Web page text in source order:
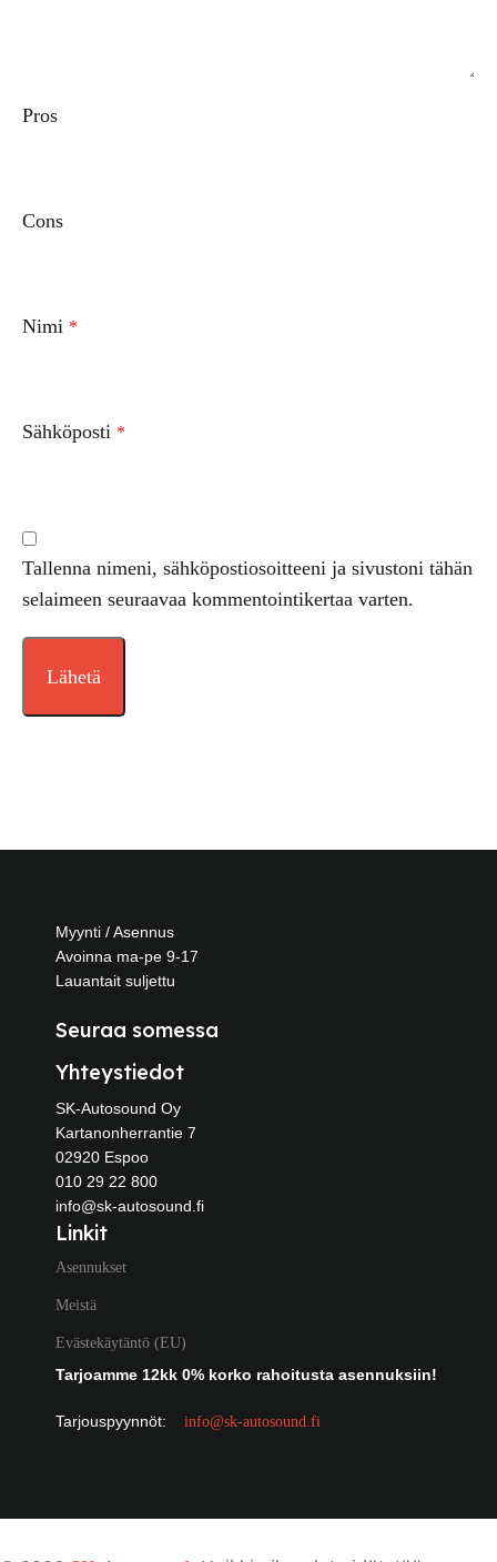
Pros
Cons
Nimi *
Sähköposti *
Tallenna nimeni, sähköpostiosoitteeni ja sivustoni tähän
selaimeen seuraavaa kommentointikertaa varten.
Myynti / Asennus
Avoinna ma-pe 9-17
Lauantait suljettu
Seuraa somessa
Yhteystiedot
SK-Autosound Oy
Kartanonherrantie 7
02920 Espoo
010 29 22 800
info@sk-autosound.fi
Linkit
Asennukset
Meistä
Evästekäytäntö (EU)
Tarjoamme 12kk 0% korko rahoitusta asennuksiin!
Tarjouspyynnöt: info@sk-autosound.fi